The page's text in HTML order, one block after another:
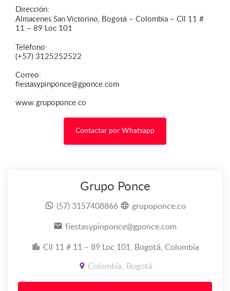
Dirección:
Almacenes San Victorino, Bogotá – Colombia – Cll 11 #
11 – 89 Loc 101
Teléfono:
(+57) 3125252522
Correo:
fiestasypinponce@gponce.com
www.grupoponce.co
Contactar por Whatsapp
Grupo Ponce
(57) 3157408866 grupoponce.co
fiestasypinponce@gponce.com
Cll 11 # 11 – 89 Loc 101, Bogotá, Colombia
Colombia, Bogotá